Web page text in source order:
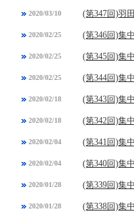
2020/03/10 (第347回)羽
2020/02/25 (第346回)集
2020/02/25 (第345回)集
2020/02/25 (第344回)集
2020/02/18 (第343回)集
2020/02/18 (第342回)集
2020/02/04 (第341回)集
2020/02/04 (第340回)集
2020/01/28 (第339回)集
2020/01/28 (第338回)集